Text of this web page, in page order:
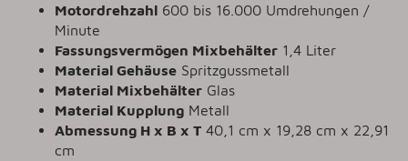
Motordrehzahl 600 bis 16.000 Umdrehungen /
Minute
Fassungsvermögen Mixbehälter 1,4 Liter
Material Gehäuse Spritzgussmetall
Material Mixbehälter Glas
Material Kupplung Metall
Abmessung H x B x T 40,1 cm x 19,28 cm x 22,91
cm